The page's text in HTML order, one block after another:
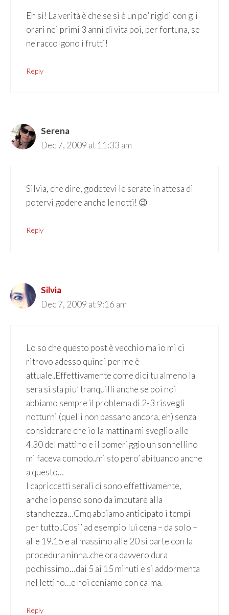
Eh sì! La verità è che se si è un po’ rigidi con gli
orari nei primi 3 anni di vita poi, per fortuna, se
ne raccolgono i frutti!
Reply
Serena
Dec 7, 2009 at 11:33 am
Silvia, che dire, godetevi le serate in attesa di
potervi godere anche le notti! 😉
Reply
Silvia
Dec 7, 2009 at 9:16 am
Lo so che questo post è vecchio ma io mi ci
ritrovo adesso quindi per me è
attuale..Effettivamente come dici tu almeno la
sera si sta piu’ tranquilli anche se poi noi
abbiamo sempre il problema di 2-3 risvegli
notturni (quelli non passano ancora, eh) senza
considerare che io la mattina mi sveglio alle
4.30 del mattino e il pomeriggio un sonnellino
mi faceva comodo..mi sto pero’ abituando anche
a questo…
I capriccetti serali ci sono effettivamente,
anche io penso sono da imputare alla
stanchezza…Cmq abbiamo anticipato i tempi
per tutto..Cosi’ ad esempio lui cena – da solo –
alle 19.15 e al massimo alle 20 si parte con la
procedura ninna..che ora davvero dura
pochissimo…dai 5 ai 15 minuti e si addormenta
nel lettino…e noi ceniamo con calma.
Reply